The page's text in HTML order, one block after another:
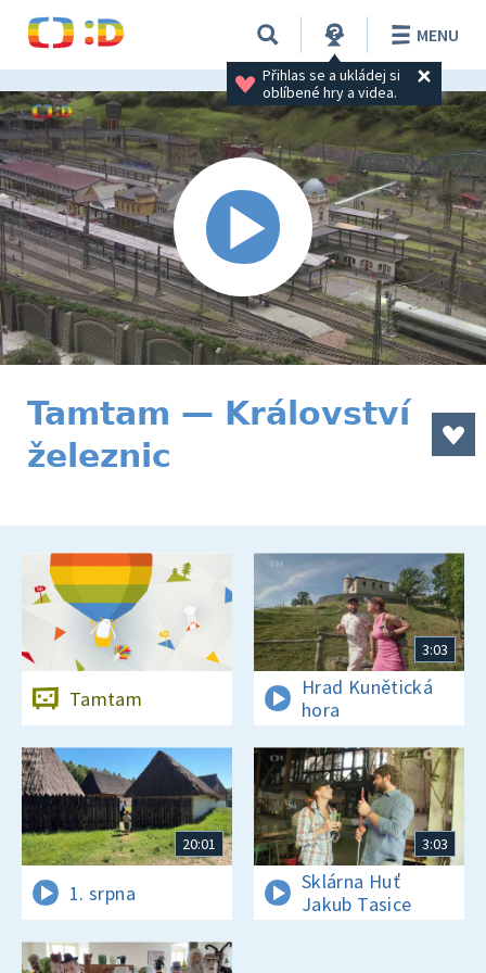
Přihlas se a ukládej si
oblíbené hry a videa.
MENU
Tamtam — Království
železnic
Tamtam
3:03
Hrad Kunětická
hora
20:01
1. srpna
3:03
Sklárna Huť
Jakub Tasice